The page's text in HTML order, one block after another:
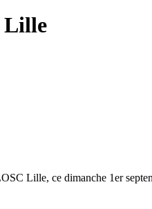
Lille
Lille, ce dimanche 1er